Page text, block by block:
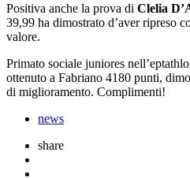
Positiva anche la prova di Clelia
39,99 ha dimostrato d’aver ripreso
valore.
Primato sociale juniores
ottenuto a Fabriano 4180 punti,
di miglioramento. Complimenti!
news
share